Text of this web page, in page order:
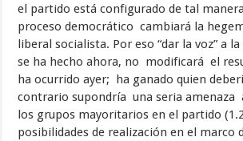
el partido está configurado de tal
proceso democrático cambiará la
liberal socialista. Por eso “dar la voz” a
se ha hecho ahora, no modificará el
ha ocurrido ayer; ha ganado quien
contrariosupondría una seria amenaza
los grupos mayoritarios en el partido
posibilidades de realización en el marco